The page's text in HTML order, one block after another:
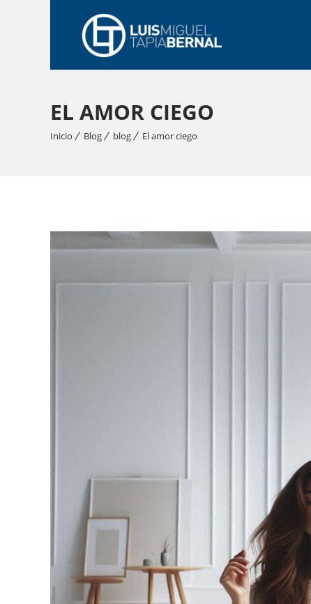
EL AMOR CIEGO
Inicio Blog blog El amor ciego